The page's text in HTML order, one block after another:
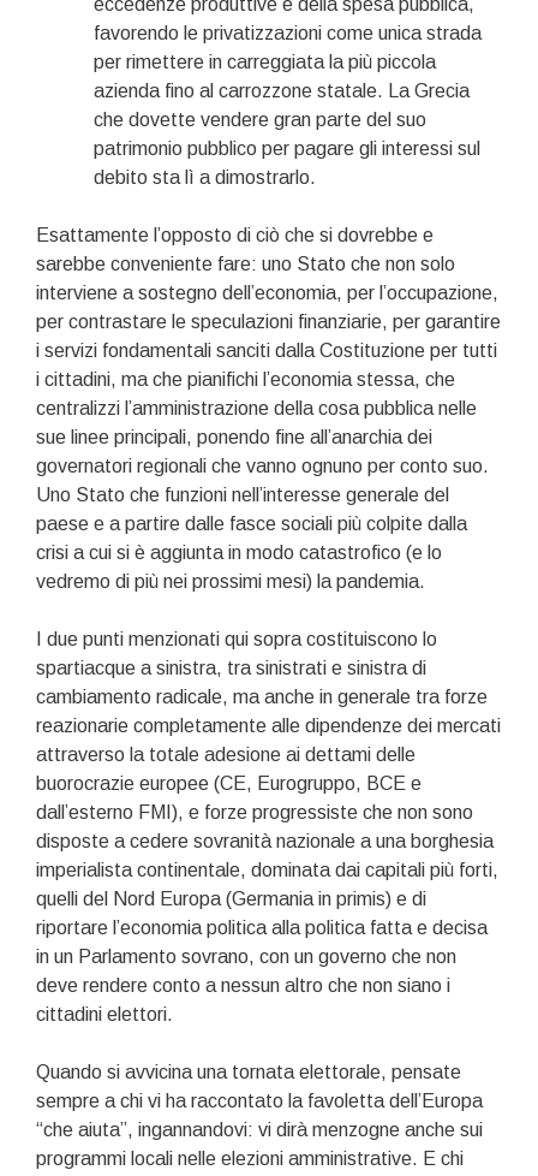
eccedenze produttive e della spesa pubblica,
favorendo le privatizzazioni come unica strada
per rimettere in carreggiata la più piccola
azienda fino al carrozzone statale. La Grecia
che dovette vendere gran parte del suo
patrimonio pubblico per pagare gli interessi sul
debito sta lì a dimostrarlo.
Esattamente l’opposto di ciò che si dovrebbe e
sarebbe conveniente fare: uno Stato che non solo
interviene a sostegno dell’economia, per l’occupazione,
per contrastare le speculazioni finanziarie, per garantire
i servizi fondamentali sanciti dalla Costituzione per tutti
i cittadini, ma che pianifichi l’economia stessa, che
centralizzi l’amministrazione della cosa pubblica nelle
sue linee principali, ponendo fine all’anarchia dei
governatori regionali che vanno ognuno per conto suo.
Uno Stato che funzioni nell’interesse generale del
paese e a partire dalle fasce sociali più colpite dalla
crisi a cui si è aggiunta in modo catastrofico (e lo
vedremo di più nei prossimi mesi) la pandemia.
I due punti menzionati qui sopra costituiscono lo
spartiacque a sinistra, tra sinistrati e sinistra di
cambiamento radicale, ma anche in generale tra forze
reazionarie completamente alle dipendenze dei mercati
attraverso la totale adesione ai dettami delle
buorocrazie europee (CE, Eurogruppo, BCE e
dall’esterno FMI), e forze progressiste che non sono
disposte a cedere sovranità nazionale a una borghesia
imperialista continentale, dominata dai capitali più forti,
quelli del Nord Europa (Germania in primis) e di
riportare l’economia politica alla politica fatta e decisa
in un Parlamento sovrano, con un governo che non
deve rendere conto a nessun altro che non siano i
cittadini elettori.
Quando si avvicina una tornata elettorale, pensate
sempre a chi vi ha raccontato la favoletta dell’Europa
“che aiuta”, ingannandovi: vi dirà menzogne anche sui
programmi locali nelle elezioni amministrative. E chi